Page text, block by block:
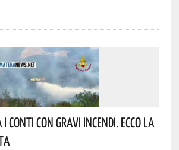
Conti Con Gravi Incendi. Ecco La